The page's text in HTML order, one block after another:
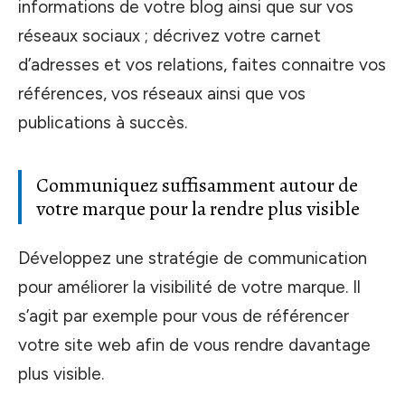
informations de votre blog ainsi que sur vos
réseaux sociaux ; décrivez votre carnet
d’adresses et vos relations, faites connaitre vos
références, vos réseaux ainsi que vos
publications à succès.
Communiquez suffisamment autour de
votre marque pour la rendre plus visible
Développez une stratégie de communication
pour améliorer la visibilité de votre marque. Il
s’agit par exemple pour vous de référencer
votre site web afin de vous rendre davantage
plus visible.